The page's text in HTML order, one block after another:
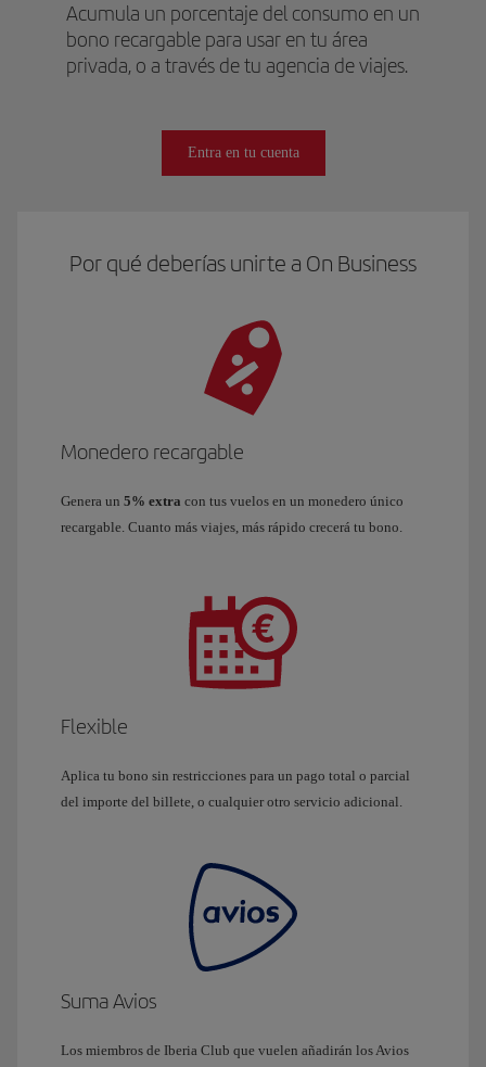
Acumula un porcentaje del consumo en un
bono recargable para usar en tu área
privada, o a través de tu agencia de viajes.
Entra en tu cuenta
Por qué deberías unirte a On Business
Monedero recargable
Genera un 5% extra con tus vuelos en un monedero único
recargable. Cuanto más viajes, más rápido crecerá tu bono.
Flexible
Aplica tu bono sin restricciones para un pago total o parcial
del importe del billete, o cualquier otro servicio adicional.
Suma Avios
Los miembros de Iberia Club que vuelen añadirán los Avios